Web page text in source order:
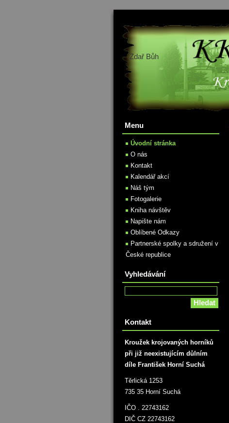
Zdař Bůh
Menu
Úvodní stránka
O nás
Kontakt
Kalendář akcí
Náš tým
Fotogalerie
Kniha návštěv
Napište nám
Oblíbené Odkazy
Partnerské spolky a sdružení v
České republice
Vyhledávání
Kontakt
Kroužek krojovaných horníků
při již neexistujícím důlním
díle František Horní Suchá
Těrlická 1253
735 35 Horní Suchá
IČO . 22743162
DIČ CZ 22743162